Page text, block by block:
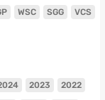
WSC SGG VCS
2023 2022